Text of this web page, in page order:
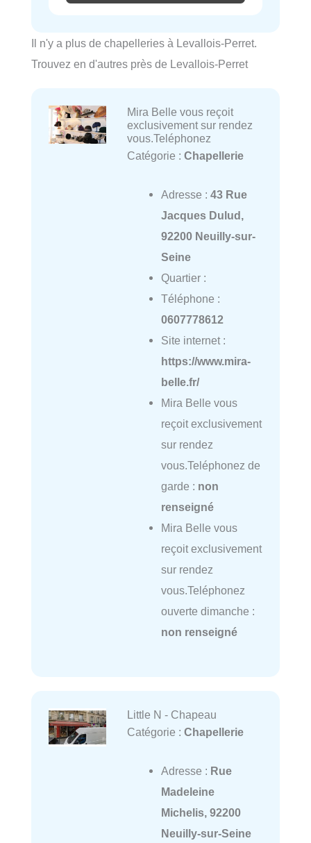
Il n'y a plus de chapelleries à Levallois-Perret.
Trouvez en d'autres près de Levallois-Perret
Mira Belle vous reçoit
exclusivement sur rendez
vous.Teléphonez
Catégorie : Chapellerie
Adresse : 43 Rue
Jacques Dulud,
92200 Neuilly-sur-
Seine
Quartier :
Téléphone :
0607778612
Site internet :
https://www.mira-
belle.fr/
Mira Belle vous
reçoit exclusivement
sur rendez
vous.Teléphonez de
garde : non
renseigné
Mira Belle vous
reçoit exclusivement
sur rendez
vous.Teléphonez
ouverte dimanche :
non renseigné
Little N - Chapeau
Catégorie : Chapellerie
Adresse : Rue
Madeleine
Michelis, 92200
Neuilly-sur-Seine